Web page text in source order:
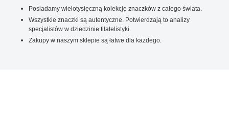
Posiadamy wielotysięczną kolekcję znaczków z całego świata.
Wszystkie znaczki są autentyczne. Potwierdzają to analizy
specjalistów w dziedzinie filatelistyki.
Zakupy w naszym sklepie są łatwe dla każdego.